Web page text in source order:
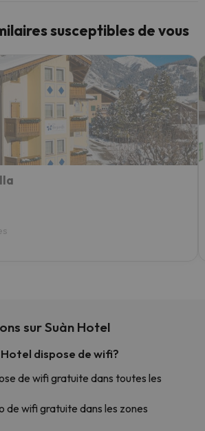
susceptibles de vous
sur Suàn Hotel
dispose de wifi?
de wifi gratuite dans toutes les
de wifi gratuite dans les zones